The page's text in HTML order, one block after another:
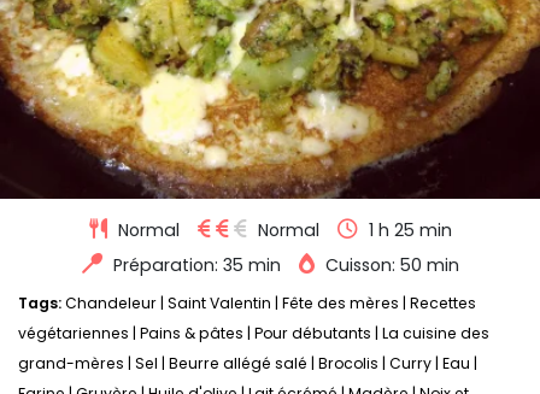
Normal Normal
1 h 25 min
Préparation: 35 min
Cuisson: 50 min
Tags:Chandeleur Saint Valentin Fête des mères Recettes
végétariennes Pains & pâtes Pour débutants La cuisine des
grand-mères Sel Beurre allégé salé Brocolis Curry Eau